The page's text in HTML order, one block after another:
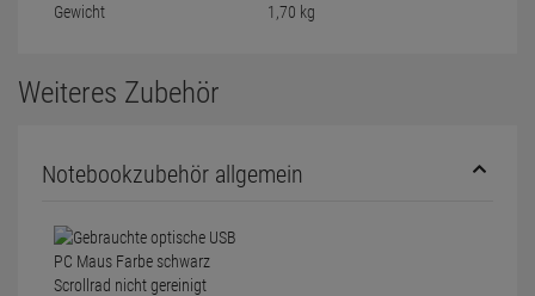
Gewicht 1,70 kg
Weiteres Zubehör
Notebookzubehör allgemein